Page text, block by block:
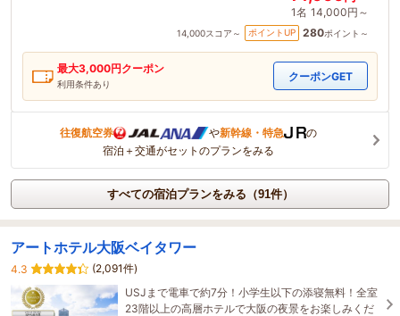
1名 14,000円～
14,000スコア～ ポイントUP 280ポイント～
最大3,000円クーポン
利用条件あり
クーポンGET
往復航空券 や新幹線・特急
の
宿泊＋交通がセットのプランをみる
すべての宿泊プランをみる（91件）
アートホテル大阪ベイタワー
4.3
(2,091件)
USJまで電車で約7分！小学生以下の添寝無料！全室
23階以上の高層ホテルで大阪の夜景をお楽しみくだ